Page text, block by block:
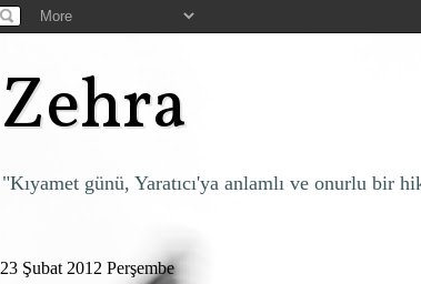
Zehra
"Kıyamet günü, Yaratıcı'ya anlamlı ve onurlu bir
23 Şubat 2012 Perşembe